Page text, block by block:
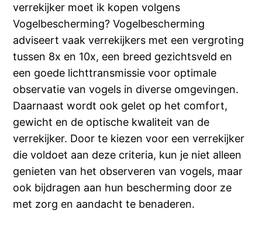
verrekijker moet ik kopen volgens
Vogelbescherming? Vogelbescherming
adviseert vaak verrekijkers met een vergroting
tussen 8x en 10x, een breed gezichtsveld en
een goede lichttransmissie voor optimale
observatie van vogels in diverse omgevingen.
Daarnaast wordt ook gelet op het comfort,
gewicht en de optische kwaliteit van de
verrekijker. Door te kiezen voor een verrekijker
die voldoet aan deze criteria, kun je niet alleen
genieten van het observeren van vogels, maar
ook bijdragen aan hun bescherming door ze
met zorg en aandacht te benaderen.